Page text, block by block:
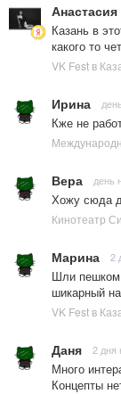
Казань в
какого то
VK Fest в
Ирина
Кже не
Вера день
Хожу сюда
Кинотеатр
Марина 2
Шли пешком
шикарный
VK Fest в
Даня 2 дня
Много
Концепты